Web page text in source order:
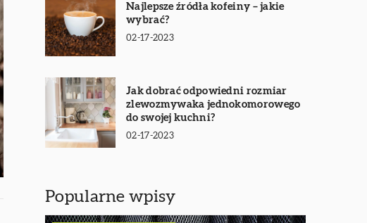
Najlepsze źródła kofeiny – jakie
wybrać?
02-17-2023
Jak dobrać odpowiedni rozmiar
zlewozmywaka jednokomorowego
do swojej kuchni?
02-17-2023
Popularne wpisy